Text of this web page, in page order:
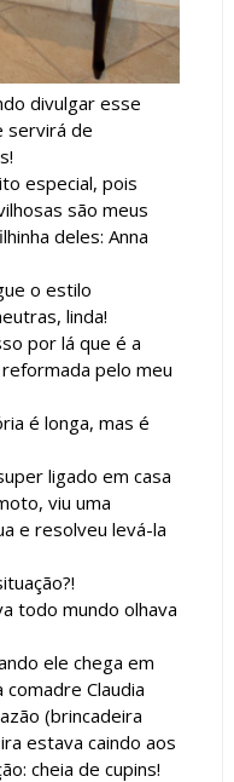
divulgar esse
servirá de
especial, pois
são meus
deles: Anna
o estilo
linda!
por lá que é a
pelo meu
é longa, mas é
ligado em casa
viu uma
e resolveu levá-la
todo mundo olhava
ele chega em
Claudia
(brincadeira
estava caindo aos
cheia de cupins!